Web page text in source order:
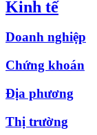
Kinh tế
Doanh nghiệp
Chứng khoán
Địa phương
Thị trường